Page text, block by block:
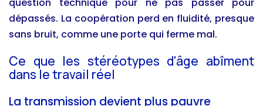
dépassés. La coopération perd en fluidité, presque
sans bruit, comme une porte qui ferme mal.
Ce que les stéréotypes d'âge abîment
dans le travail réel
La transmission devient plus pauvre